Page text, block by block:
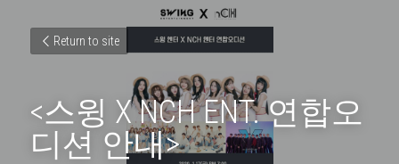
Return to site
<스윙 X NCH ENT. 연합오
디션 안내>